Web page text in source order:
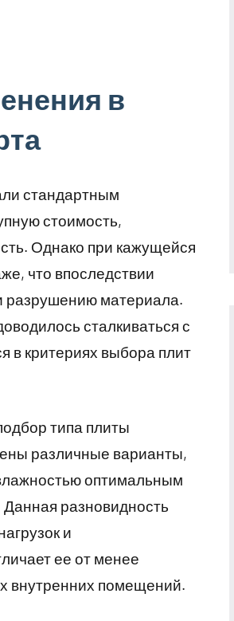
в
стандартным
стоимость,
Однако при кажущейся
что впоследствии
разрушению материала.
сталкиваться с
в критериях выбора плит
типа плиты
различные варианты,
оптимальным
Данная разновидность
и
ее от менее
внутренних помещений.